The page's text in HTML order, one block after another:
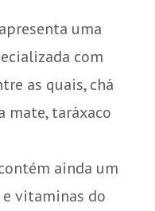
apresenta uma
com
as quais, chá
mate, taráxaco
ainda um
vitaminas do